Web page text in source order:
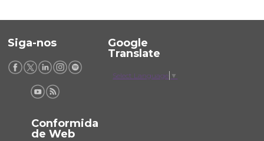
Siga-nos
Google
Translate
Select Language ▼
Conformida
de Web